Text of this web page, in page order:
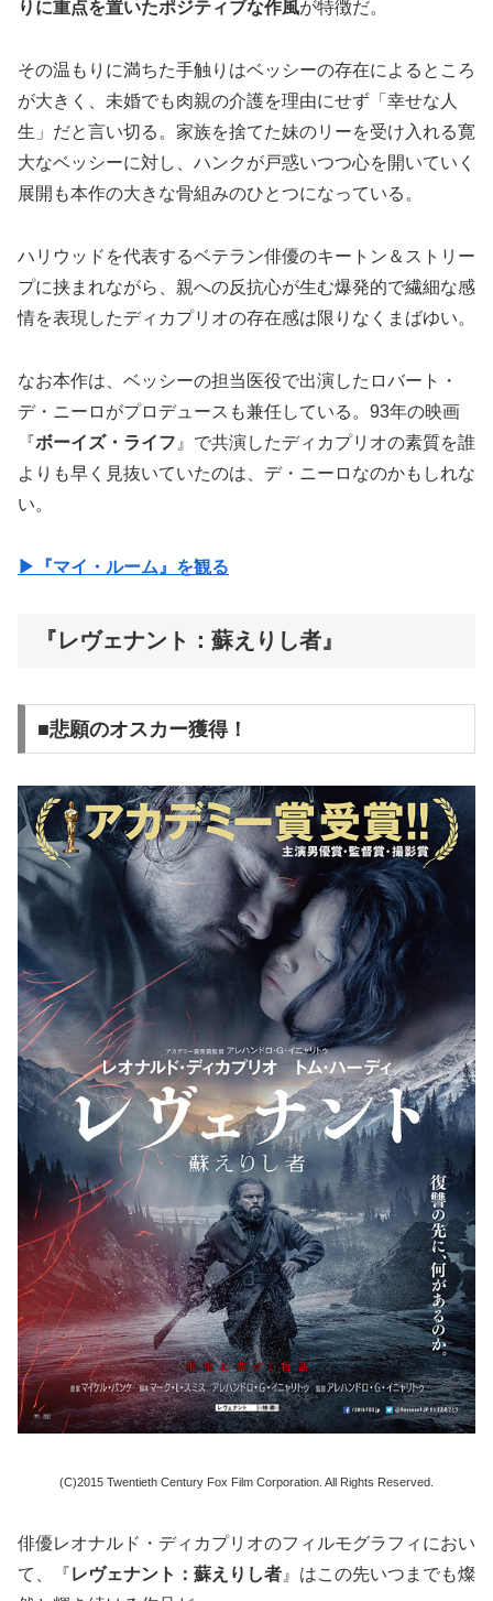
りに重点を置いたポジティブな作風が特徴だ。
その温もりに満ちた手触りはベッシーの存在によるところ
が大きく、未婚でも肉親の介護を理由にせず「幸せな人
生」だと言い切る。家族を捨てた妹のリーを受け入れる寛
大なベッシーに対し、ハンクが戸惑いつつ心を開いていく
展開も本作の大きな骨組みのひとつになっている。
ハリウッドを代表するベテラン俳優のキートン＆ストリー
プに挟まれながら、親への反抗心が生む爆発的で繊細な感
情を表現したディカプリオの存在感は限りなくまばゆい。
なお本作は、ベッシーの担当医役で出演したロバート・
デ・ニーロがプロデュースも兼任している。93年の映画
『ボーイズ・ライフ 』で共演したディカプリオの素質を誰
よりも早く見抜いていたのは、デ・ニーロなのかもしれな
い。
▶︎『マイ・ルーム』を観る
『レヴェナント：蘇えりし者』
■悲願のオスカー獲得！
(C)2015 Twentieth Century Fox Film Corporation. All Rights Reserved.
俳優レオナルド・ディカプリオのフィルモグラフィにおい
て、『レヴェナント：蘇えりし者 』はこの先いつまでも燦